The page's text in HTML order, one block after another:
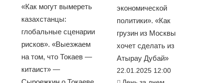
«Как могут вымереть
казахстанцы:
глобальные сценарии
рисков». «Выезжаем
на том, что Токаев —
китаист» —
экономической
политики». «Как
грузин из Москвы
хочет сделать из
Атырау Дубай»
22.01.2025 12:00